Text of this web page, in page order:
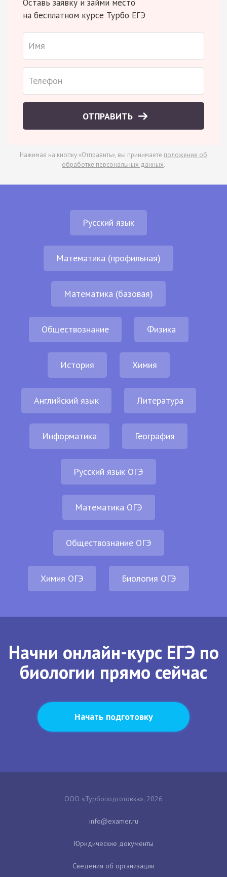
Оставь заявку и займи место
на бесплатном курсе Турбо ЕГЭ
ОТПРАВИТЬ
Нажимая на кнопку «Отправить», вы принимаете положение об
обработке персональных данных.
Русский язык
Математика (профильная)
Математика (базовая)
Обществознание Физика
История Химия
Английский язык Литература
Информатика География
Русский язык ОГЭ
Математика ОГЭ
Обществознание ОГЭ
Химия ОГЭ Биология ОГЭ
Начни онлайн-курс ЕГЭ по
биологии прямо сейчас
Начать подготовку
ООО «Турбоподготовка», 2026
Юридические документы
Сведения об организации